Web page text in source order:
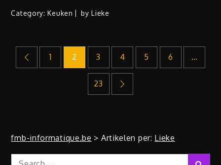
Category:Keuken byLieke
Berichten
paginering
1 2 3 4 5 6 …
23
fmb-informatique.be > Artikelen per: Lieke
Search